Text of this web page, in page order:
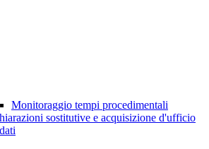
Monitoraggio tempi procedimentali
sostitutive e acquisizione d'ufficio